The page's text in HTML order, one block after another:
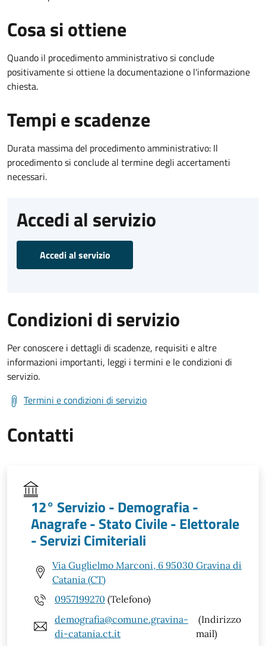
Cosa si ottiene
Quando il procedimento amministrativo si conclude
positivamente si ottiene la documentazione o l'informazione
chiesta.
Tempi e scadenze
Durata massima del procedimento amministrativo: Il
procedimento si conclude al termine degli accertamenti
necessari.
Accedi al servizio
Accedi al servizio
Condizioni di servizio
Per conoscere i dettagli di scadenze, requisiti e altre
informazioni importanti, leggi i termini e le condizioni di
servizio.
Termini e condizioni di servizio
Contatti
12° Servizio - Demografia -
Anagrafe - Stato Civile - Elettorale
- Servizi Cimiteriali
Via Guglielmo Marconi, 6 95030 Gravina di
Catania (CT)
0957199270 (Telefono)
demografia@comune.gravina-
di-catania.ct.it
(Indirizzo
mail)